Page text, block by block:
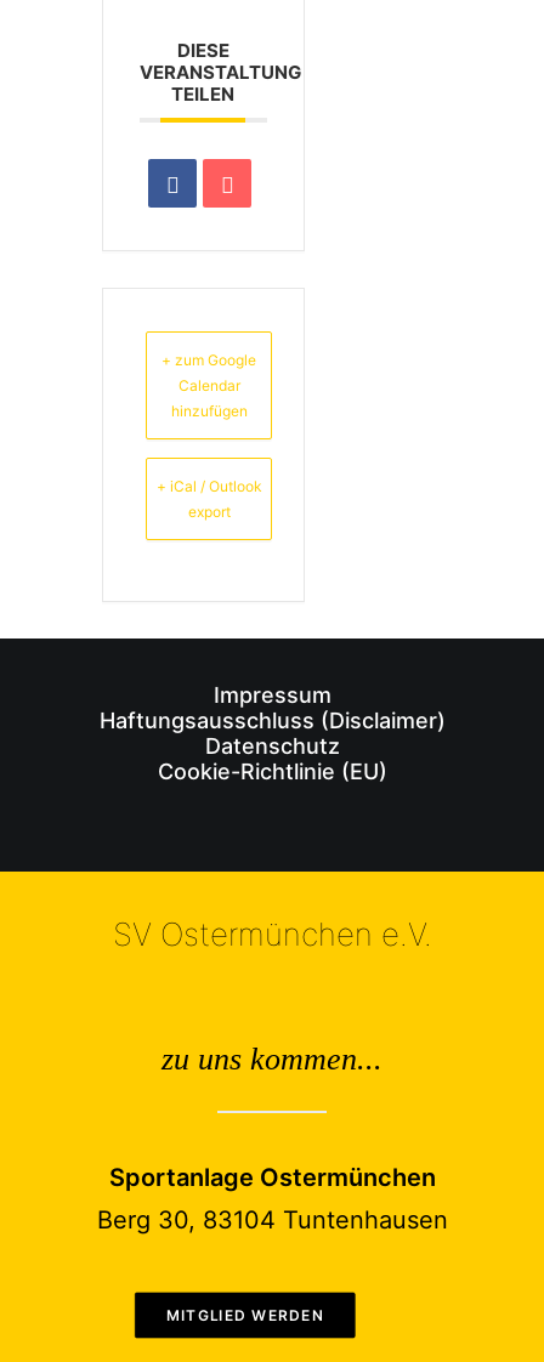
DIESE
VERANSTALTUNG
TEILEN
+ zum Google
Calendar
hinzufügen
+ iCal / Outlook
export
Impressum
Haftungsausschluss (Disclaimer)
Datenschutz
Cookie-Richtlinie (EU)
SV Ostermünchen e.V.
zu uns kommen...
Sportanlage Ostermünchen
Berg 30, 83104 Tuntenhausen
MITGLIED WERDEN